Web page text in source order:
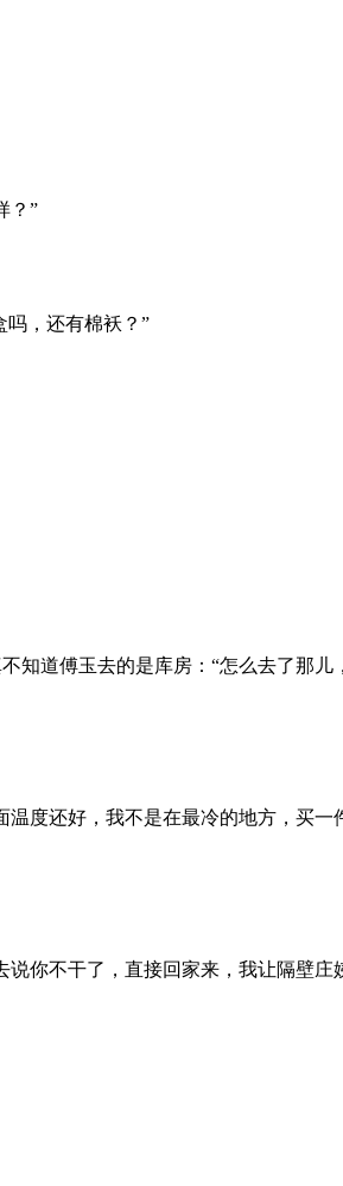
？”
，还有棉袄？”
道傅玉去的是库房：“怎么去了那儿
度还好，我不是在最冷的地方，买一
你不干了，直接回家来，我让隔壁庄